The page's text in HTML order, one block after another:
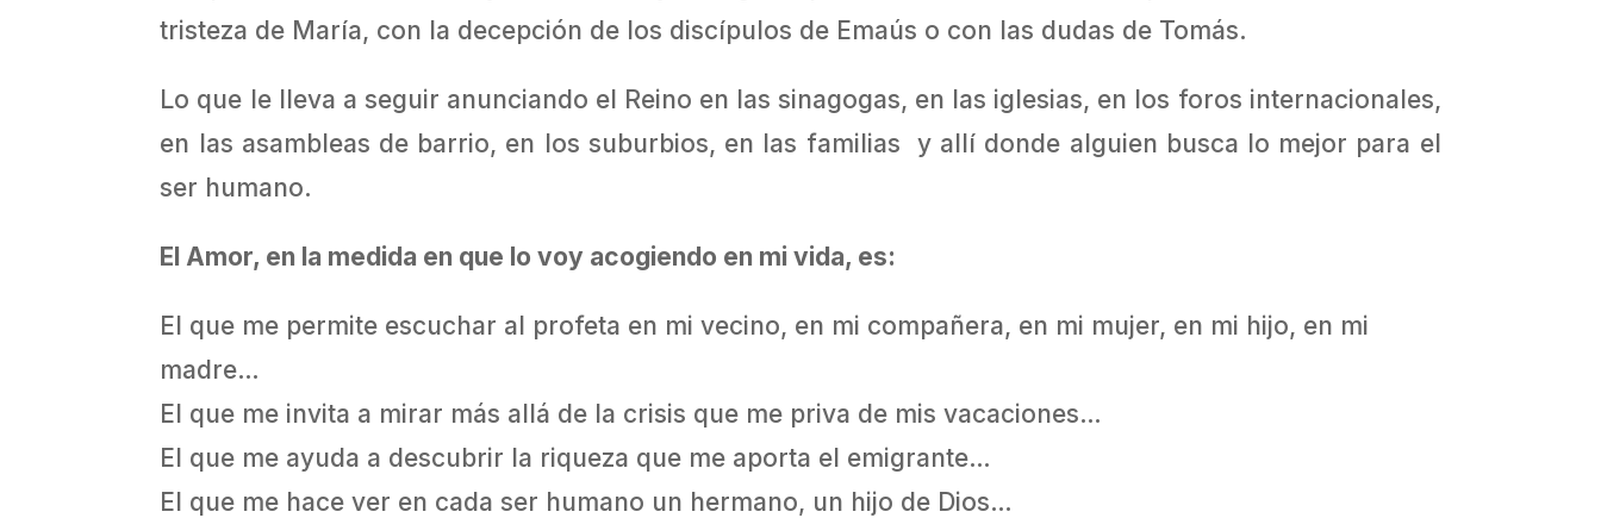
tristeza de María, con la decepción de los discípulos de Emaús o con las dudas de Tomás.
Lo que le lleva a seguir anunciando el Reino en las sinagogas, en las iglesias, en los foros internacionales,
en las asambleas de barrio, en los suburbios, en las familias y allí donde alguien busca lo mejor para el
ser humano.
El Amor, en la medida en que lo voy acogiendo en mi vida, es:
El que me permite escuchar al profeta en mi vecino, en mi compañera, en mi mujer, en mi hijo, en mi
madre…
El que me invita a mirar más allá de la crisis que me priva de mis vacaciones…
El que me ayuda a descubrir la riqueza que me aporta el emigrante…
El que me hace ver en cada ser humano un hermano, un hijo de Dios…